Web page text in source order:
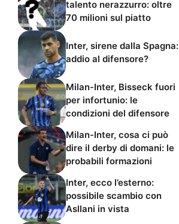
talento nerazzurro: oltre
70 milioni sul piatto
Inter, sirene dalla Spagna:
addio al difensore?
Milan-Inter, Bisseck fuori
per infortunio: le
condizioni del difensore
Milan-Inter, cosa ci può
dire il derby di domani: le
probabili formazioni
Inter, ecco l’esterno:
possibile scambio con
Asllani in vista